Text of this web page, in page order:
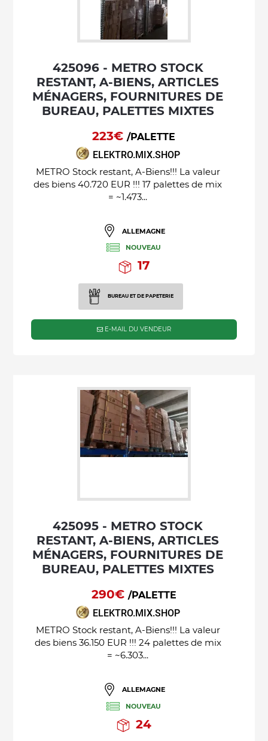
425096 - METRO STOCK
RESTANT, A-BIENS, ARTICLES
MÉNAGERS, FOURNITURES DE
BUREAU, PALETTES MIXTES
223€/PALETTE
ELEKTRO.MIX.SHOP
METRO Stock restant, A-Biens!!! La valeur
des biens 40.720 EUR !!! 17 palettes de mix
= ~1.473...
ALLEMAGNE
NOUVEAU
17
BUREAU ET DE PAPETERIE
E-MAIL DU VENDEUR
425095 - METRO STOCK
RESTANT, A-BIENS, ARTICLES
MÉNAGERS, FOURNITURES DE
BUREAU, PALETTES MIXTES
290€ /PALETTE
ELEKTRO.MIX.SHOP
METRO Stock restant, A-Biens!!! La valeur
des biens 36.150 EUR !!! 24 palettes de mix
= ~6.303...
ALLEMAGNE
NOUVEAU
24